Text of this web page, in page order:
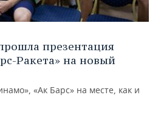
презентация
Ракета» на новый
«Ак Барс» на месте, как и